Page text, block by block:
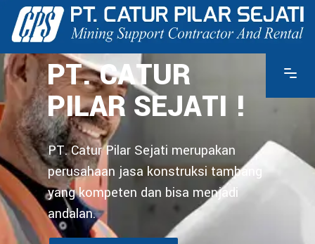
PT. CATUR
PILAR SEJATI !
PT. Catur Pilar Sejati merupakan
perusahaan jasa konstruksi tambang
yang kompeten dan bisa menjadi
andalan.